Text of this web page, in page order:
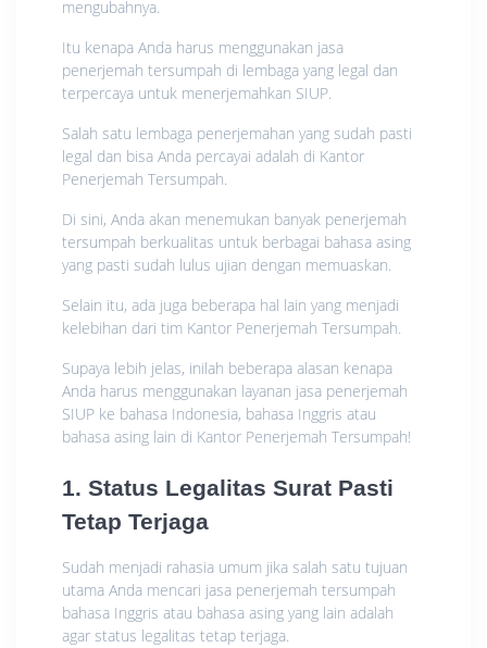
mengubahnya.
Itu kenapa Anda harus menggunakan jasa
penerjemah tersumpah di lembaga yang legal dan
terpercaya untuk menerjemahkan SIUP.
Salah satu lembaga penerjemahan yang sudah pasti
legal dan bisa Anda percayai adalah di Kantor
Penerjemah Tersumpah.
Di sini, Anda akan menemukan banyak penerjemah
tersumpah berkualitas untuk berbagai bahasa asing
yang pasti sudah lulus ujian dengan memuaskan.
Selain itu, ada juga beberapa hal lain yang menjadi
kelebihan dari tim Kantor Penerjemah Tersumpah.
Supaya lebih jelas, inilah beberapa alasan kenapa
Anda harus menggunakan layanan jasa penerjemah
SIUP ke bahasa Indonesia, bahasa Inggris atau
bahasa asing lain di Kantor Penerjemah Tersumpah!
1. Status Legalitas Surat Pasti
Tetap Terjaga
Sudah menjadi rahasia umum jika salah satu tujuan
utama Anda mencari jasa penerjemah tersumpah
bahasa Inggris atau bahasa asing yang lain adalah
agar status legalitas tetap terjaga.